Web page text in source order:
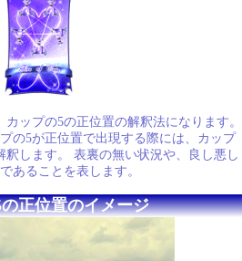
ップの5の正位置の解釈法になります。
の5が正位置で出現する際には、カップ
します。 表裏の無い状況や、良し悪し
あることを表します。
正位置のイメージ